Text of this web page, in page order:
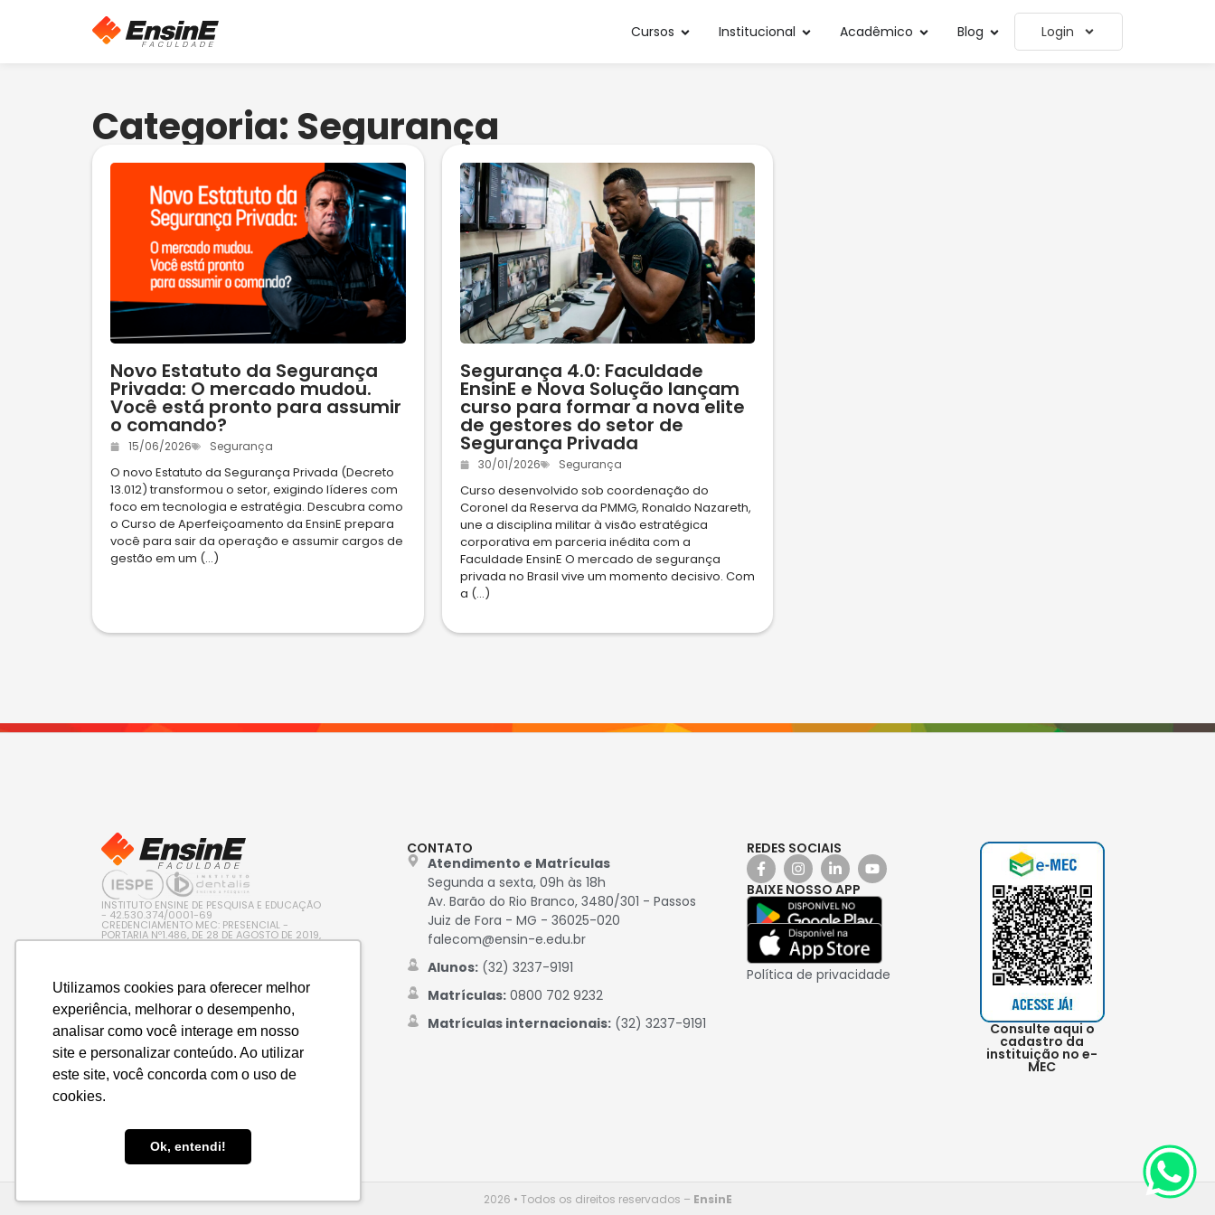
Utilizamos cookies para oferecer melhor
experiência, melhorar o desempenho,
analisar como você interage em nosso
site e personalizar conteúdo. Ao utilizar
este site, você concorda com o uso de
cookies.
Ok, entendi!
Cursos Institucional Acadêmico Blog Login
Categoria: Segurança
Novo Estatuto da Segurança
Privada: O mercado mudou.
Você está pronto para assumir
o comando?
15/06/2026 Segurança
O novo Estatuto da Segurança Privada (Decreto
13.012) transformou o setor, exigindo líderes com
foco em tecnologia e estratégia. Descubra como
o Curso de Aperfeiçoamento da EnsinE prepara
você para sair da operação e assumir cargos de
gestão em um (...)
Segurança 4.0: Faculdade
EnsinE e Nova Solução lançam
curso para formar a nova elite
de gestores do setor de
Segurança Privada
30/01/2026 Segurança
Curso desenvolvido sob coordenação do
Coronel da Reserva da PMMG, Ronaldo Nazareth,
une a disciplina militar à visão estratégica
corporativa em parceria inédita com a
Faculdade EnsinE O mercado de segurança
privada no Brasil vive um momento decisivo. Com
a (...)
INSTITUTO ENSINE DE PESQUISA E EDUCAÇÃO
- 42.530.374/0001-69
CREDENCIAMENTO MEC: PRESENCIAL -
PORTARIA Nº1.486, DE 28 DE AGOSTO DE 2019,
PUBLICADA NO D.O.U. EM 29/08/2019 / EAD –
CONTATO
Atendimento e Matrículas
Segunda a sexta, 09h às 18h
Av. Barão do Rio Branco, 3480/301 - Passos
Juiz de Fora - MG - 36025-020
falecom@ensin-e.edu.br
Alunos:(32) 3237-9191
Matrículas:0800 702 9232
Matrículas internacionais:(32) 3237-9191
REDES SOCIAIS
BAIXE NOSSO APP
Política de privacidade
Consulte aqui o
cadastro da
instituição no e-
MEC
2026 • Todos os direitos reservados – EnsinE